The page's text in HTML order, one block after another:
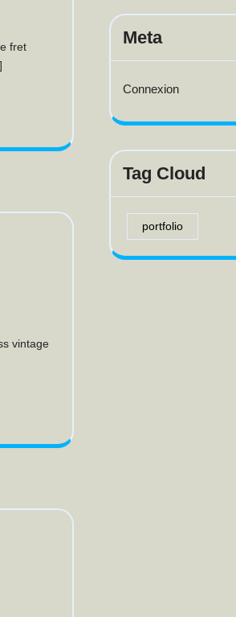
Meta
Connexion
Tag Cloud
portfolio